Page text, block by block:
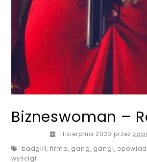
Bizneswoman –
11 sierpnia 2020 17
przez
badgirl, firma, gang, gangi,
wyścigi